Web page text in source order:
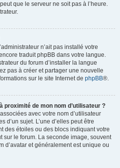
que le serveur ne soit pas à l’heure.
n’ait pas installé votre
traduit phpBB dans votre langue.
du forum d’installer la langue
pas à créer et partager une nouvelle
sur le site Internet de phpBB®.
proximité de mon nom d’utilisateur ?
avec votre nom d’utilisateur
d’un sujet. L’une d’elles peut être
des étoiles ou des blocs indiquant votre
sur le forum. La seconde image, souvent
d’avatar et généralement est unique ou